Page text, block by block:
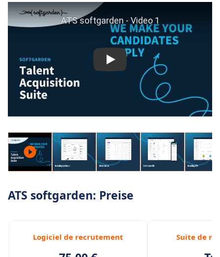
ATS softgarden: Preise
Logiciel de recrutement Suite de